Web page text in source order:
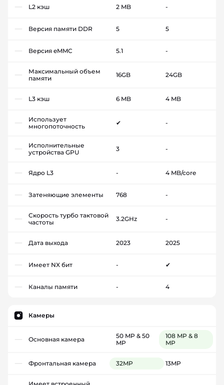
L2 кэш 2 MB -
Версия памяти DDR 5 5
Версия eMMC 5.1 -
Максимальный объем
памяти
16GB 24GB
L3 кэш 6 MB 4 MB
Использует
многопоточность
✔ -
Исполнительные
устройства GPU
3 -
Ядро L3 - 4 MB/core
Затеняющие элементы 768 -
Скорость турбо тактовой
частоты
3.2GHz -
Дата выхода 2023 2025
Имеет NX бит - ✔
Каналы памяти - 4
Камеры
Основная камера
50 MP & 50
MP
108 MP & 8
MP
Фронтальная камера 32MP 13MP